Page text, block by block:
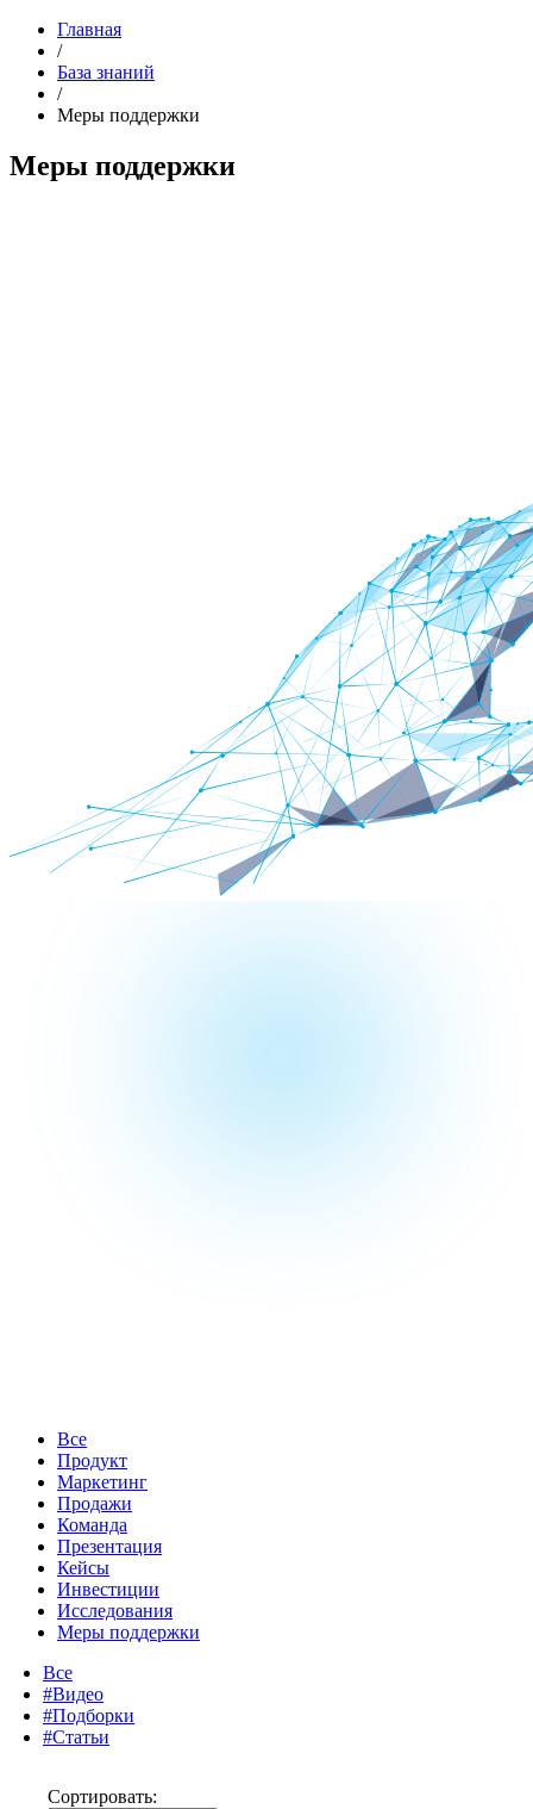
Главная
/
База знаний
/
Меры поддержки
Меры поддержки
Все
Продукт
Маркетинг
Продажи
Команда
Презентация
Кейсы
Инвестиции
Исследования
Меры поддержки
Все
#Видео
#Подборки
#Статьи
Сортировать: